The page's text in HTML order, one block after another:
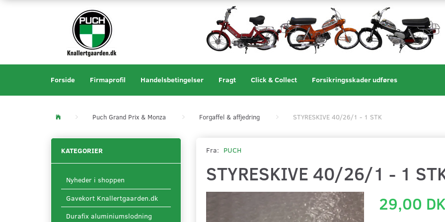
Forside Firmaprofil Handelsbetingelser Fragt Click & Collect Forsikringsskader udføres
Puch Grand Prix & Monza Forgaffel & affjedring STYRESKIVE 40/26/1 - 1 STK
KATEGORIER
Nyheder i shoppen
Gavekort Knallertgaarden.dk
Durafix aluminiumslodning
Fra: PUCH
STYRESKIVE 40/26/1 - 1
29,00